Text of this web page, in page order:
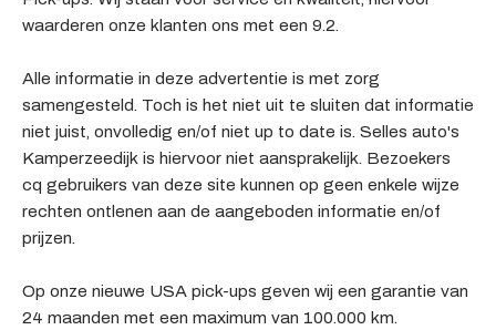
waarderen onze klanten ons met een 9.2.
Alle informatie in deze advertentie is met zorg
samengesteld. Toch is het niet uit te sluiten dat informatie
niet juist, onvolledig en/of niet up to date is. Selles auto's
Kamperzeedijk is hiervoor niet aansprakelijk. Bezoekers
cq gebruikers van deze site kunnen op geen enkele wijze
rechten ontlenen aan de aangeboden informatie en/of
prijzen.
Op onze nieuwe USA pick-ups geven wij een garantie van
24 maanden met een maximum van 100.000 km.